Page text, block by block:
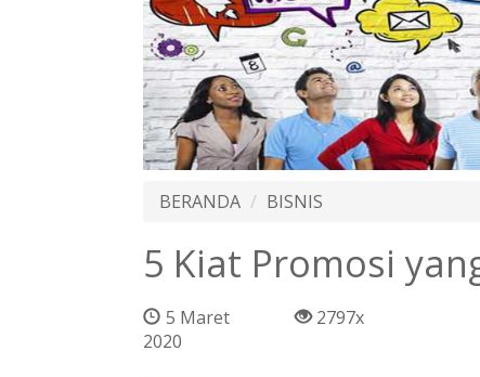
BERANDA BISNIS
5 Kiat Promosi
5 Maret
2020
2797x